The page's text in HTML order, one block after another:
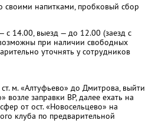
своими напитками, пробковый сбор
с 14.00, выезд — до 12.00 (заезд с
при наличии свободных
уточнять у сотрудников
м. «Алтуфьево» до Дмитрова, выйти
возле заправки BP, далее ехать на
от ост. «Новосельцево» на
клуба по предварительной